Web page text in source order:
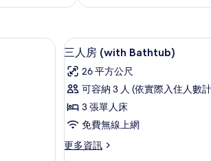
房內保險箱、書桌
顯
示
三
人
房
(with
Bathtub)
8
三人房 (with Bathtub)
26 平方公尺
可容納 3 人 (依實際入住人數
3 張單人床
免費無線上網
更多資訊
更